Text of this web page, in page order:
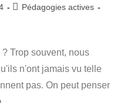
Pédagogies actives
Trop souvent, nous
n'ont jamais vu telle
pas. On peut penser